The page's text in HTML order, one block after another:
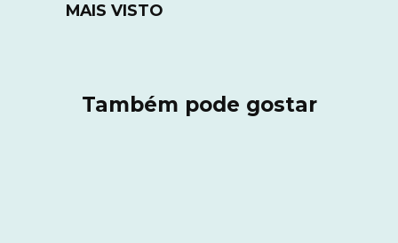
MAIS VISTO
Também pode gostar